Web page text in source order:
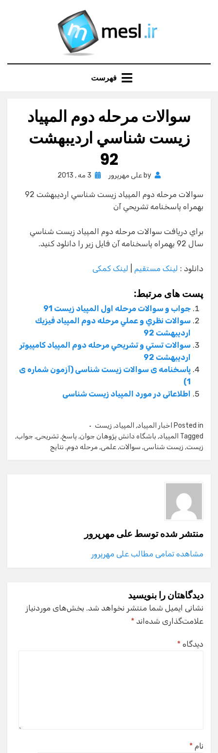
فهرست
سوالات مرحله دوم المپياد
زيست شناسي ارديبهشت
92
by علی مهرپرور
Posted
3 مه , 2013
سوالات مرحله دوم المپياد زيست شناسي ارديبهشت 92
بهمراه پاسخنامه تشريحي آن
براي دريافت سوالات مرحله دوم المپياد زيست شناسي
سال 92 بهمراه پاسخنامه آن فايل زير را دانلود كنيد.
دانلود : لینک مستقیم لینک کمکی
پست های مرتبط:
جواب و سوالات مرحله اول المپیاد زیست 91
سوالات نظري و عملي مرحله دوم المپياد فيزيك
ارديبهشت 92
سوالات تستي و تشريحي مرحله دوم المپياد كامپيوتر
ارديبهشت 92
پاسخنامه ی سوالات زیست شناسی (آزمون شماره ی
1)
اطلاعاتی در مورد المپیاد زیست شناسی
Posted in اخبار المپیاد, المپیاد, زیست
Tagged المپیاد, باشگاه دانش پژوهان جوان, پاسخ, تشریحی, جواب,
زیست, زیست شناسی, سوالات, علمی, مرحله دوم, نتایج
منتشر شده توسطعلی مهرپرور
مشاهده تمامی مطالب علی مهرپرور
دیدگاهتان را بنویسید
نشانی ایمیل شما منتشر نخواهد شد. بخش‌های موردنیاز
علامت‌گذاری شده‌اند *
دیدگاه *
نام *